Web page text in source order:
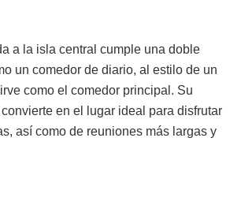
a la isla central cumple una doble
un comedor de diario, al estilo de un
como el comedor principal. Su
en el lugar ideal para disfrutar
así como de reuniones más largas y